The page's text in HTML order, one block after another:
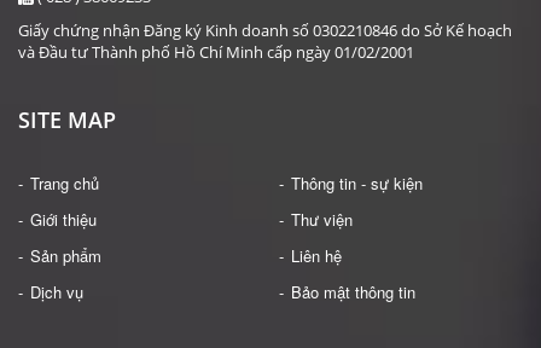
Giấy chứng nhận Đăng ký Kinh doanh số 0302210846 do Sở Kế hoạch
và Đầu tư Thành phố Hồ Chí Minh cấp ngày 01/02/2001
SITE MAP
Trang chủ
Giới thiệu
Sản phẩm
Dịch vụ
Thông tin - sự kiện
Thư viện
Liên hệ
Bảo mật thông tin